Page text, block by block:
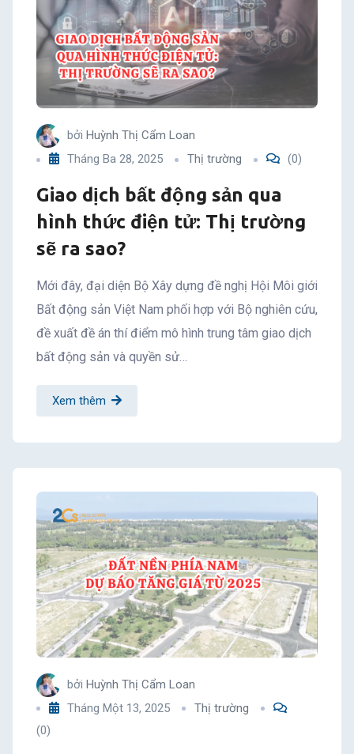
bởi Huỳnh Thị Cẩm Loan
Tháng Ba 28, 2025
Thị trường (0)
Giao dịch bất động sản qua
hình thức điện tử: Thị trường
sẽ ra sao?
Mới đây, đại diện Bộ Xây dựng đề nghị Hội Môi giới
Bất động sản Việt Nam phối hợp với Bộ nghiên cứu,
đề xuất đề án thí điểm mô hình trung tâm giao dịch
bất động sản và quyền sử…
Xem thêm
bởi Huỳnh Thị Cẩm Loan
Tháng Một 13, 2025
Thị trường
(0)